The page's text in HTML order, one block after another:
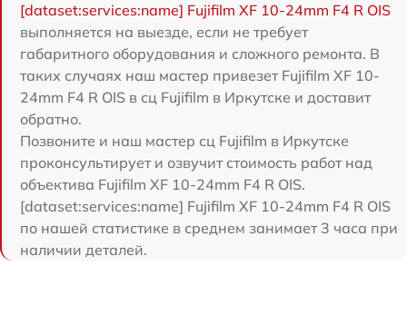
[dataset:services:name] Fujifilm XF 10-24mm F4 R OIS
выполняется на выезде, если не требует
габаритного оборудования и сложного ремонта. В
таких случаях наш мастер привезет Fujifilm XF 10-
24mm F4 R OIS в сц Fujifilm в Иркутске и доставит
обратно.
Позвоните и наш мастер сц Fujifilm в Иркутске
проконсультирует и озвучит стоимость работ над
объектива Fujifilm XF 10-24mm F4 R OIS.
[dataset:services:name] Fujifilm XF 10-24mm F4 R OIS
по нашей статистике в среднем занимает 3 часа при
наличии деталей.